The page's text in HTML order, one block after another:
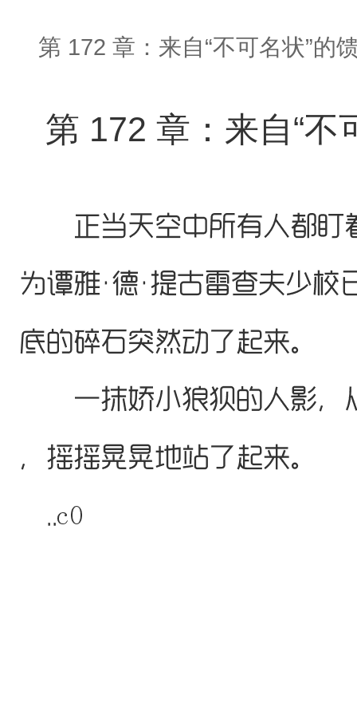
第 172 章：来自“不可名状”
第 172 章：来自“